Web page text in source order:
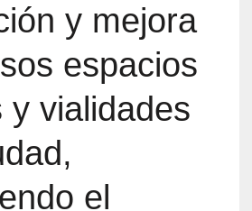
y mejora
espacios
y vialidades
el